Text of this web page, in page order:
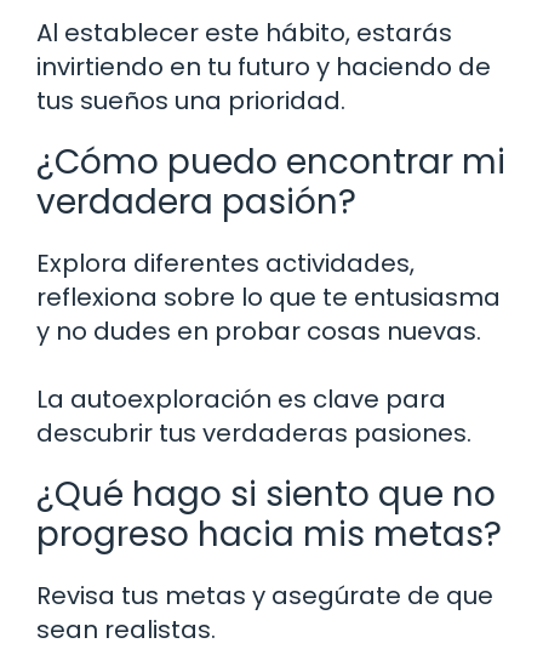
Al establecer este hábito, estarás
invirtiendo en tu futuro y haciendo de
tus sueños una prioridad.
¿Cómo puedo encontrar mi
verdadera pasión?
Explora diferentes actividades,
reflexiona sobre lo que te entusiasma
y no dudes en probar cosas nuevas.
La autoexploración es clave para
descubrir tus verdaderas pasiones.
¿Qué hago si siento que no
progreso hacia mis metas?
Revisa tus metas y asegúrate de que
sean realistas.